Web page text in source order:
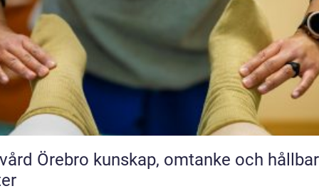
kunskap, omtanke och hållbara